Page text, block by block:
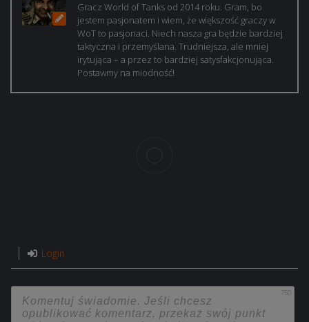
Gracz World of Tanks od 2014 roku. Gram, bo
jestem pasjonatem i wiem, że większość graczy w
WoT to pasjonaci. Niech nasza gra będzie bardziej
taktyczna i przemyślana. Trudniejsza, ale mniej
irytująca – a przez to bardziej satysfakcjonująca.
Postawmy na miodność!
Login
750